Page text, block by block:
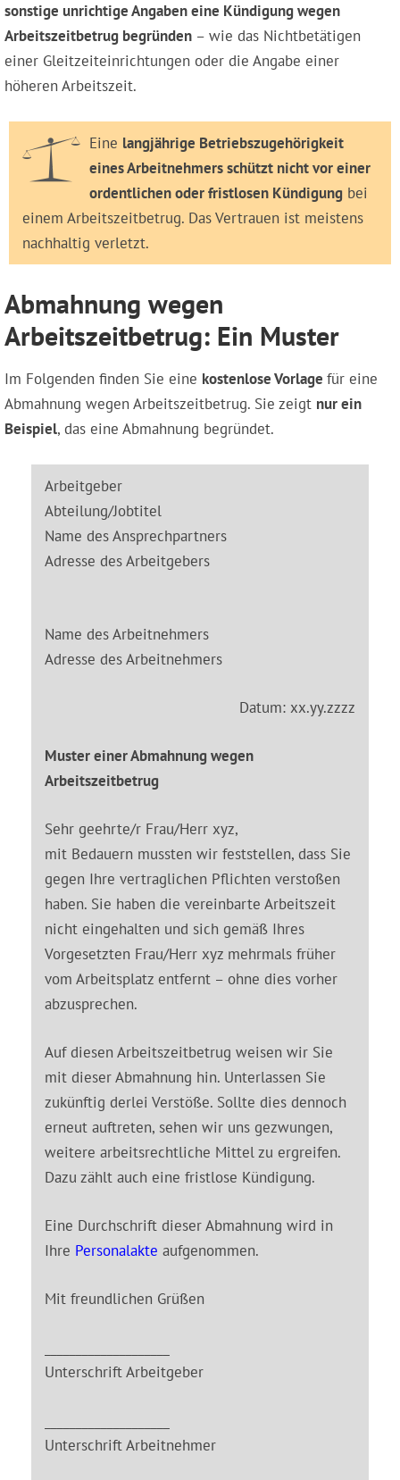
sonstige unrichtige Angaben eine Kündigung wegen
Arbeitszeitbetrug begründen – wie das Nichtbetätigen
einer Gleitzeiteinrichtungen oder die Angabe einer
höheren Arbeitszeit.
Eine langjährige Betriebszugehörigkeit
eines Arbeitnehmers schützt nicht vor einer
ordentlichen oder fristlosen Kündigung bei
einem Arbeitszeitbetrug. Das Vertrauen ist meistens
nachhaltig verletzt.
Abmahnung wegen
Arbeitszeitbetrug: Ein Muster
Im Folgenden finden Sie eine kostenlose Vorlage für eine
Abmahnung wegen Arbeitszeitbetrug. Sie zeigt nur ein
Beispiel, das eine Abmahnung begründet.
Arbeitgeber
Abteilung/Jobtitel
Name des Ansprechpartners
Adresse des Arbeitgebers
Name des Arbeitnehmers
Adresse des Arbeitnehmers
Datum: xx.yy.zzzz
Muster einer Abmahnung wegen
Arbeitszeitbetrug
Sehr geehrte/r Frau/Herr xyz,
mit Bedauern mussten wir feststellen, dass Sie
gegen Ihre vertraglichen Pflichten verstoßen
haben. Sie haben die vereinbarte Arbeitszeit
nicht eingehalten und sich gemäß Ihres
Vorgesetzten Frau/Herr xyz mehrmals früher
vom Arbeitsplatz entfernt – ohne dies vorher
abzusprechen.
Auf diesen Arbeitszeitbetrug weisen wir Sie
mit dieser Abmahnung hin. Unterlassen Sie
zukünftig derlei Verstöße. Sollte dies dennoch
erneut auftreten, sehen wir uns gezwungen,
weitere arbeitsrechtliche Mittel zu ergreifen.
Dazu zählt auch eine fristlose Kündigung.
Eine Durchschrift dieser Abmahnung wird in
Ihre Personalakte aufgenommen.
Mit freundlichen Grüßen
Unterschrift Arbeitgeber
Unterschrift Arbeitnehmer